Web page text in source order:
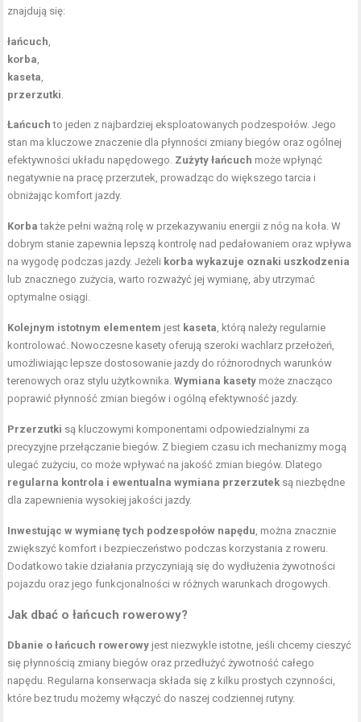
znajdują się:
łańcuch,
korba,
kaseta,
przerzutki.
Łańcuch to jeden z najbardziej eksploatowanych podzespołów. Jego
stan ma kluczowe znaczenie dla płynności zmiany biegów oraz ogólnej
efektywności układu napędowego. Zużyty łańcuch może wpłynąć
negatywnie na pracę przerzutek, prowadząc do większego tarcia i
obniżając komfort jazdy.
Korba także pełni ważną rolę w przekazywaniu energii z nóg na koła. W
dobrym stanie zapewnia lepszą kontrolę nad pedałowaniem oraz wpływa
na wygodę podczas jazdy. Jeżeli korba wykazuje oznaki uszkodzenia
lub znacznego zużycia, warto rozważyć jej wymianę, aby utrzymać
optymalne osiągi.
Kolejnym istotnym elementem jest kaseta, którą należy regularnie
kontrolować. Nowoczesne kasety oferują szeroki wachlarz przełożeń,
umożliwiając lepsze dostosowanie jazdy do różnorodnych warunków
terenowych oraz stylu użytkownika.Wymiana kasety może znacząco
poprawić płynność zmian biegów i ogólną efektywność jazdy.
Przerzutki są kluczowymi komponentami odpowiedzialnymi za
precyzyjne przełączanie biegów. Z biegiem czasu ich mechanizmy mogą
ulegać zużyciu, co może wpływać na jakość zmian biegów. Dlatego
regularna kontrola i ewentualna wymiana przerzutek są niezbędne
dla zapewnienia wysokiej jakości jazdy.
Inwestując w wymianę tych podzespołów napędu, można znacznie
zwiększyć komfort i bezpieczeństwo podczas korzystania z roweru.
Dodatkowo takie działania przyczyniają się do wydłużenia żywotności
pojazdu oraz jego funkcjonalności w różnych warunkach drogowych.
Jak dbać o łańcuch rowerowy?
Dbanie o łańcuch rowerowy jest niezwykle istotne, jeśli chcemy cieszyć
się płynnością zmiany biegów oraz przedłużyć żywotność całego
napędu. Regularna konserwacja składa się z kilku prostych czynności,
które bez trudu możemy włączyć do naszej codziennej rutyny.